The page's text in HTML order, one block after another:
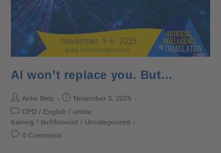
AI won’t replace you. But…
Anke Betz
November 3, 2025
CPD / English / online
training / techforword / Uncategorized
0 Comments